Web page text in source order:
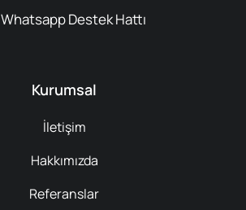
Whatsapp Destek Hattı
Kurumsal
İletişim
Hakkımızda
Referanslar